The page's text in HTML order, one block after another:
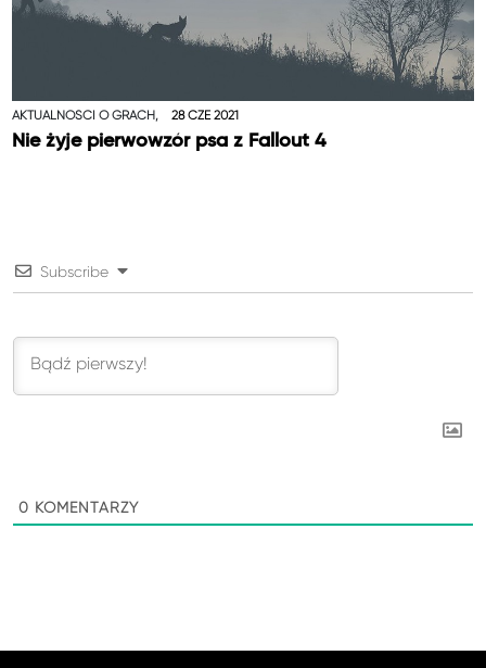
AKTUALNOŚCI O GRACH, 28 CZE 2021
Nie żyje pierwowzór psa z Fallout 4
Subscribe
0 KOMENTARZY